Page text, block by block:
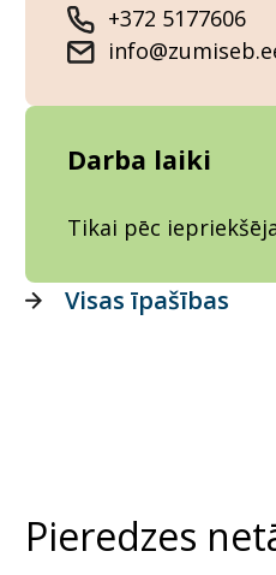
+372 5177606
Darba laiki
Tikai pēc
Visas īpašības
Pieredzes